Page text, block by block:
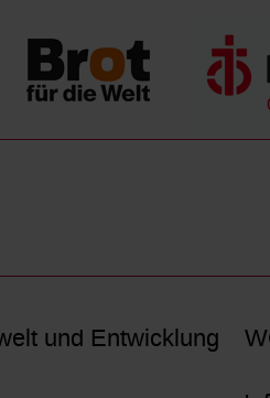
und Entwicklung